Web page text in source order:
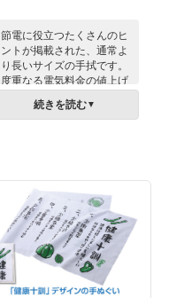
節電に役立つたくさんのヒ
ントが掲載された、通常よ
り長いサイズの手拭です。
度重なる電気料金の値上げ
で、節電については注目度
が高まっています。また節
続きを読む▼